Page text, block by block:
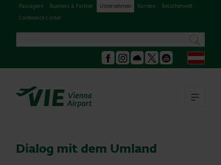
Passagiere Business & Partner Unternehmen Karriere
Besucherwelt
Conference Center
suchen
Facebook
Instagram
Podcast Youtube
Dialog mit dem Umland